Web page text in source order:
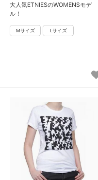
大人気ETNIESのWOMENSモデ
ル！